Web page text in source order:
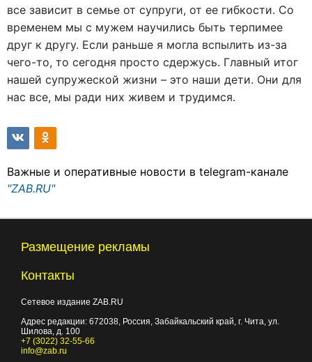
все зависит в семье от супруги, от ее гибкости. Со
временем мы с мужем научились быть терпимее
друг к другу. Если раньше я могла вспылить из-за
чего-то, то сегодня просто сдержусь. Главный итог
нашей супружеской жизни – это наши дети. Они для
нас все, мы ради них живем и трудимся.
Важные и оперативные новости в telegram-канале
"ZAB.RU"
Размещение рекламы
Контакты
Сетевое издание ZAB.RU
Адрес редакции: 672038, Россия, Забайкальский край, г. Чита, ул.
Шилова, д. 100
+7 (3022) 32-55-66
info@zab.ru